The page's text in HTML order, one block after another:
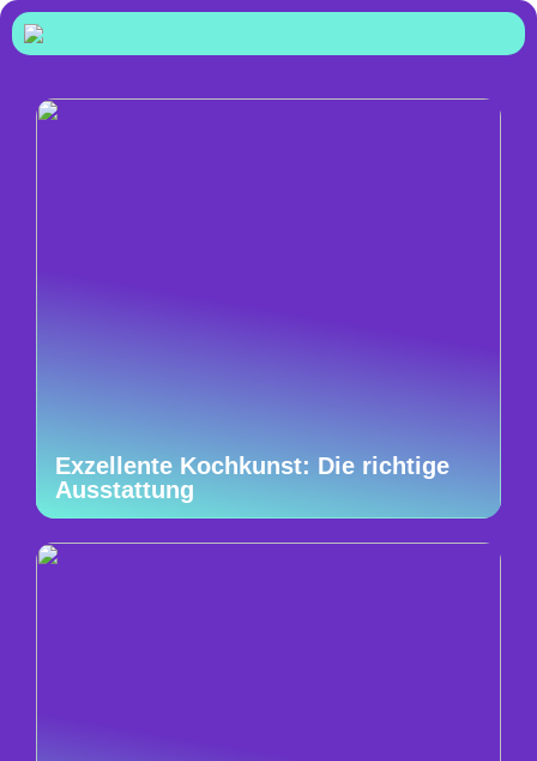
Exzellente Kochkunst: Die richtige
Ausstattung